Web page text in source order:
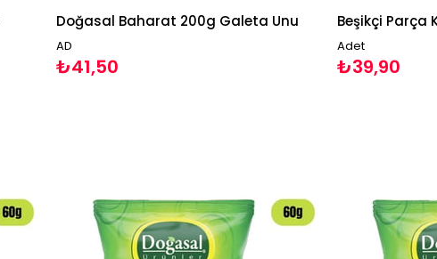
Doğasal Baharat 200g Galeta Unu
AD
₺41,50
Beşikçi Parça
Adet
₺39,90